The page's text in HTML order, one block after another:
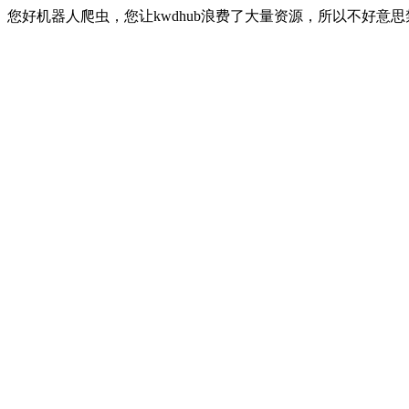
您好机器人爬虫，您让kwdhub浪费了大量资源，所以不好意思